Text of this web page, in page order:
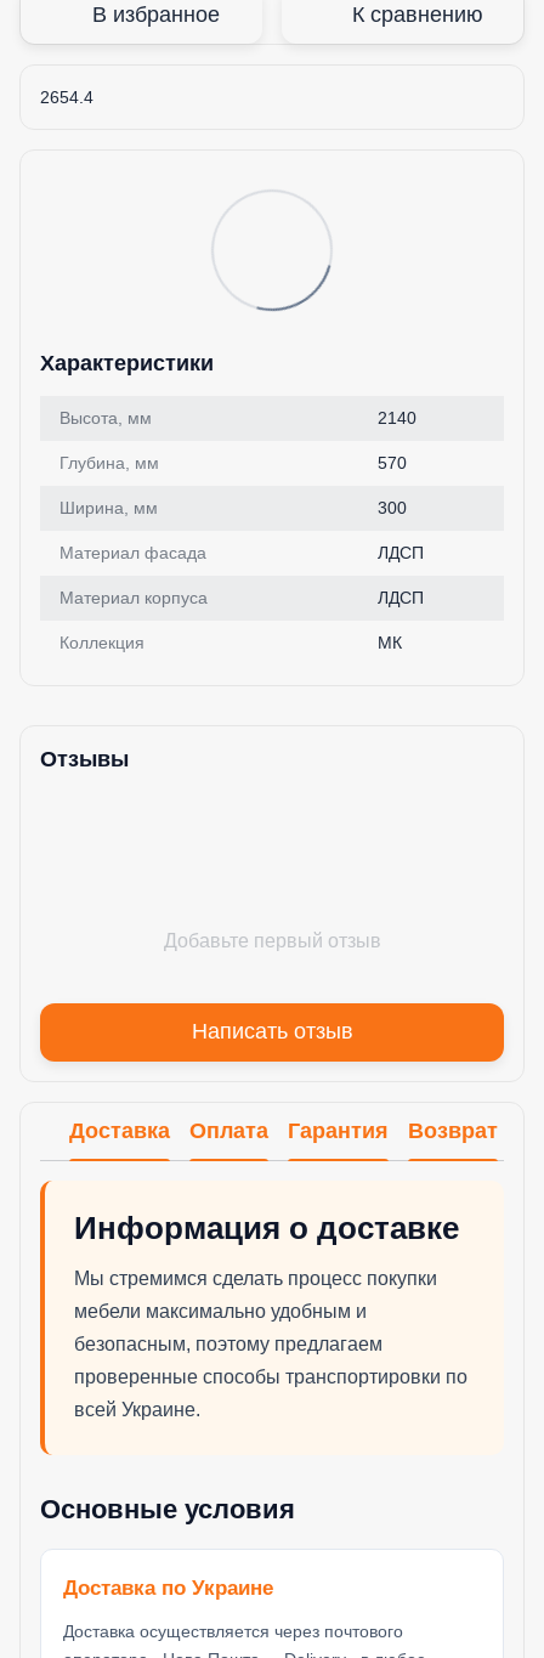
В избранное К сравнению
2654.4
Характеристики
Высота, мм 2140
Глубина, мм 570
Ширина, мм 300
Материал фасада ЛДСП
Материал корпуса ЛДСП
Коллекция МК
Отзывы
Добавьте первый отзыв
Написать отзыв
Доставка Оплата Гарантия Возврат
Информация о доставке
Мы стремимся сделать процесс покупки
мебели максимально удобным и
безопасным, поэтому предлагаем
проверенные способы транспортировки по
всей Украине.
Основные условия
Доставка по Украине
Доставка осуществляется через почтового